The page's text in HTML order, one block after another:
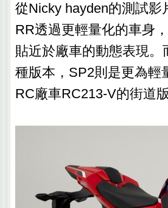
從Nicky hayden的測試
RR透過更輕量化的車身
貼近於廠車的動態表現
種版本，SP2則是更為輕
RC廠車RC213-V的街道版